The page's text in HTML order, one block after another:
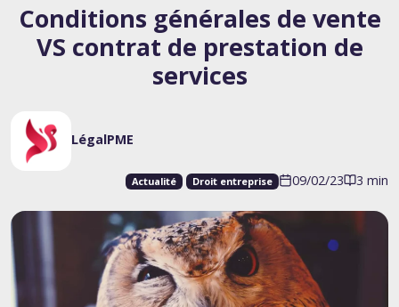
Conditions générales de vente
VS contrat de prestation de
services
LégalPME
Actualité Droit entreprise 09/02/23 3 min